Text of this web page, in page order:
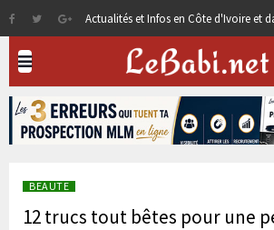
Actualités et Infos en Côte d'Ivoire et
BEAUTE
12 trucs tout bêtes pour une